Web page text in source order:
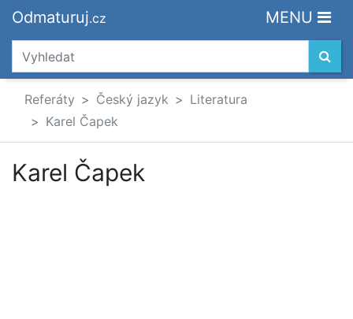
Odmaturuj.cz MENU
Referáty Český jazyk
Literatura
Karel Čapek
Karel Čapek